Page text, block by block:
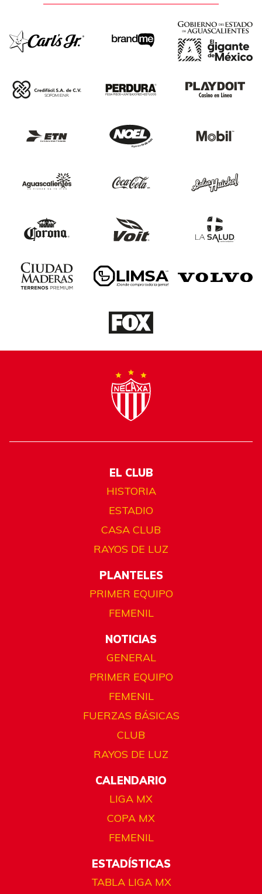
EL CLUB
HISTORIA
ESTADIO
CASA CLUB
RAYOS DE LUZ
PLANTELES
PRIMER EQUIPO
FEMENIL
NOTICIAS
GENERAL
PRIMER EQUIPO
FEMENIL
FUERZAS BÁSICAS
CLUB
RAYOS DE LUZ
CALENDARIO
LIGA MX
COPA MX
FEMENIL
ESTADÍSTICAS
TABLA LIGA MX